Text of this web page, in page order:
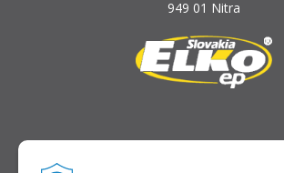
949 01 Nitra
INFOLINKA